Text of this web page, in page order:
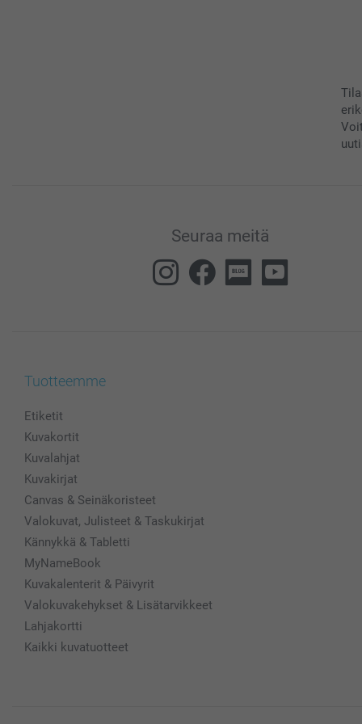
Seuraa meitä
Tuotteemme
Etiketit
Kuvakortit
Kuvalahjat
Kuvakirjat
Canvas & Seinäkoristeet
Valokuvat, Julisteet & Taskukirjat
Kännykkä & Tabletti
MyNameBook
Kuvakalenterit & Päivyrit
Valokuvakehykset & Lisätarvikkeet
Lahjakortti
Kaikki kuvatuotteet